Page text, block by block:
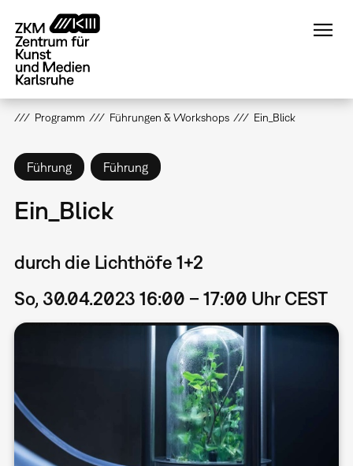
zum
Inhalt
Programm Führungen & Workshops Ein_Blick
Führung Führung
Ein_Blick
durch die Lichthöfe 1+2
So, 30.04.2023 16:00 – 17:00 Uhr CEST